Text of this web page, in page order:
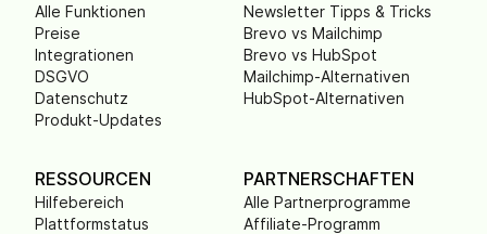
Alle Funktionen
Preise
Integrationen
DSGVO
Datenschutz
Produkt-Updates
Newsletter Tipps & Tricks
Brevo vs Mailchimp
Brevo vs HubSpot
Mailchimp-Alternativen
HubSpot-Alternativen
RESSOURCEN
Hilfebereich
Plattformstatus
PARTNERSCHAFTEN
Alle Partnerprogramme
Affiliate-Programm